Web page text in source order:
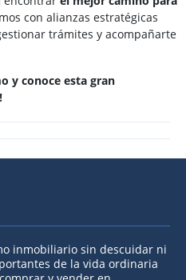
con alianzas estratégicas
trámites y acompañarte
y conoce esta gran
inmobiliario sin descuidar ni
de la vida ordinaria